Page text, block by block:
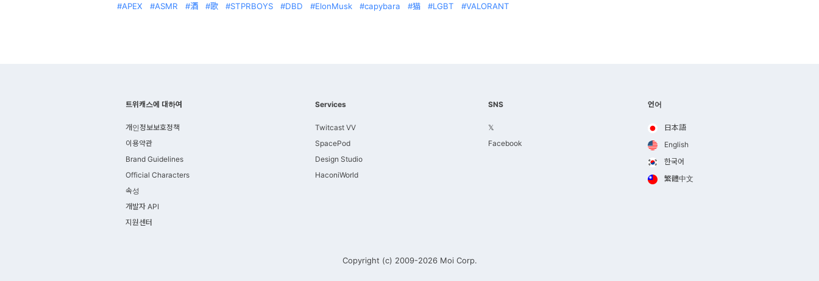
APEX
ASMR 酒 歌 STPRBOYS DBD ElonMusk capybara 猫 LGBT VALORANT
트위캐스에 대하여
개인정보보호정책
이용약관
Brand Guidelines
Official Characters
속성
개발자 API
지원센터
Services
Twitcast VV
SpacePod
Design Studio
HaconiWorld
SNS
𝕏
Facebook
언어
日本語
English
한국어
繁體中文
Copyright (c) 2009-2026 Moi Corp.